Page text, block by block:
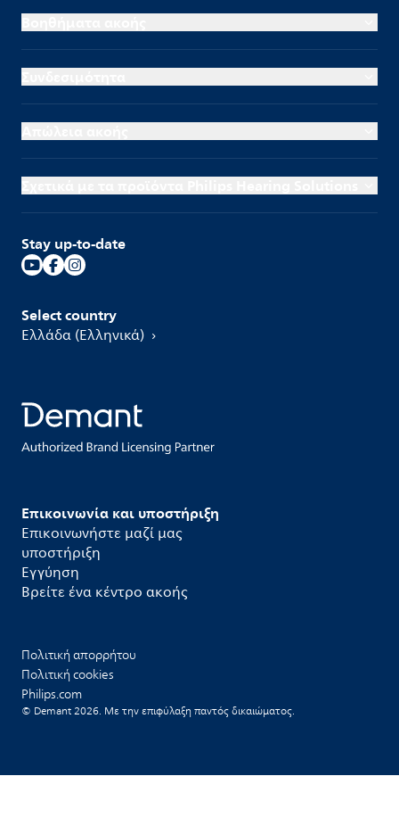
Επικοινωνία και υποστήριξη
Επικοινωνήστε μαζί μας
υποστήριξη
Εγγύηση
Βρείτε ένα κέντρο ακοής
Stay up-to-date
Select country
Ελλάδα (Ελληνικά)
Πολιτική απορρήτου
Πολιτική cookies
Philips.com
© Demant 2026. Με την επιφύλαξη παντός δικαιώματος.